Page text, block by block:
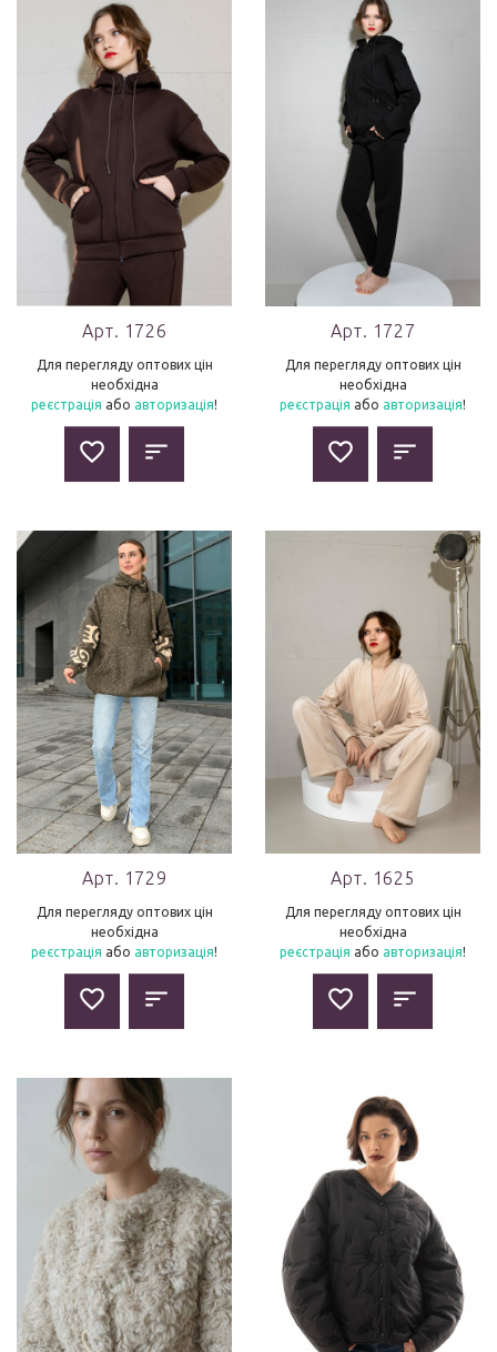
Арт. 1726
Для перегляду оптових цін
необхідна
реєстрація або авторизація!
Арт. 1727
Для перегляду оптових цін
необхідна
реєстрація або авторизація!
Арт. 1729
Для перегляду оптових цін
необхідна
реєстрація або авторизація!
Арт. 1625
Для перегляду оптових цін
необхідна
реєстрація або авторизація!